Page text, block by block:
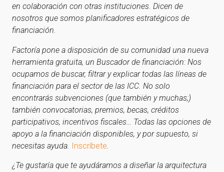
en colaboración con otras instituciones. Dicen de
nosotros que somos planificadores estratégicos de
financiación.
Factoría pone a disposición de su comunidad una nueva
herramienta gratuita, un Buscador de financiación: Nos
ocupamos de buscar, filtrar y explicar todas las líneas de
financiación para el sector de las ICC. No solo
encontrarás subvenciones (que también y muchas;)
también convocatorias, premios, becas, créditos
participativos, incentivos fiscales… Todas las opciones de
apoyo a la financiación disponibles, y por supuesto, si
necesitas ayuda. Inscríbete.
¿Te gustaría que te ayudáramos a diseñar la arquitectura